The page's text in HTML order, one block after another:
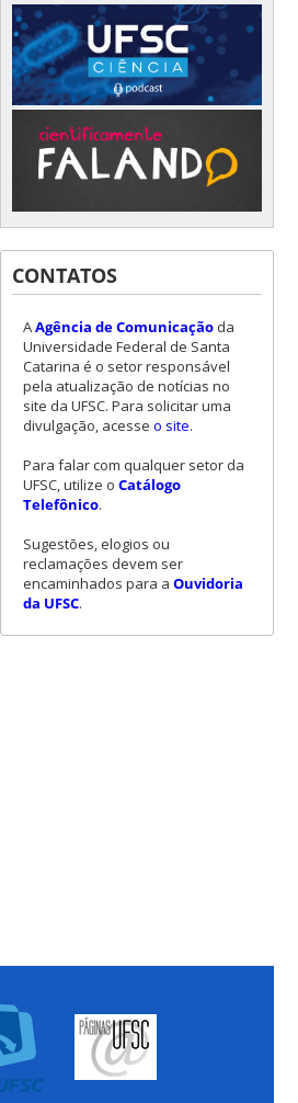
CONTATOS
AAgência de Comunicaçãoda
Universidade Federal de Santa
Catarina é o setor responsável
pela atualização de notícias no
site da UFSC. Para solicitar uma
divulgação, acesse o site.
Para falar com qualquer setor da
UFSC, utilize o Catálogo
Telefônico.
Sugestões, elogios ou
reclamações devem ser
encaminhados para a Ouvidoria
da UFSC.